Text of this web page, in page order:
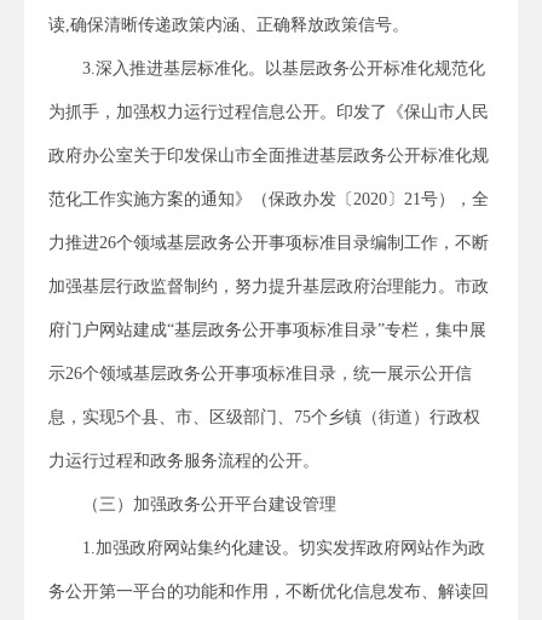
读,确保清晰传递政策内涵、正确释放政策信号。
3.深入推进基层标准化。以基层政务公开标准化规范化
为抓手，加强权力运行过程信息公开。印发了《保山市人民
政府办公室关于印发保山市全面推进基层政务公开标准化规
范化工作实施方案的通知》（保政办发〔2020〕21号），全
力推进26个领域基层政务公开事项标准目录编制工作，不断
加强基层行政监督制约，努力提升基层政府治理能力。市政
府门户网站建成“基层政务公开事项标准目录”专栏，集中展
示26个领域基层政务公开事项标准目录，统一展示公开信
息，实现5个县、市、区级部门、75个乡镇（街道）行政权
力运行过程和政务服务流程的公开。
（三）加强政务公开平台建设管理
1.加强政府网站集约化建设。切实发挥政府网站作为政
务公开第一平台的功能和作用，不断优化信息发布、解读回